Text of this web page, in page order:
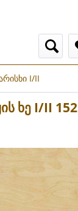
I/II
ხე I/II